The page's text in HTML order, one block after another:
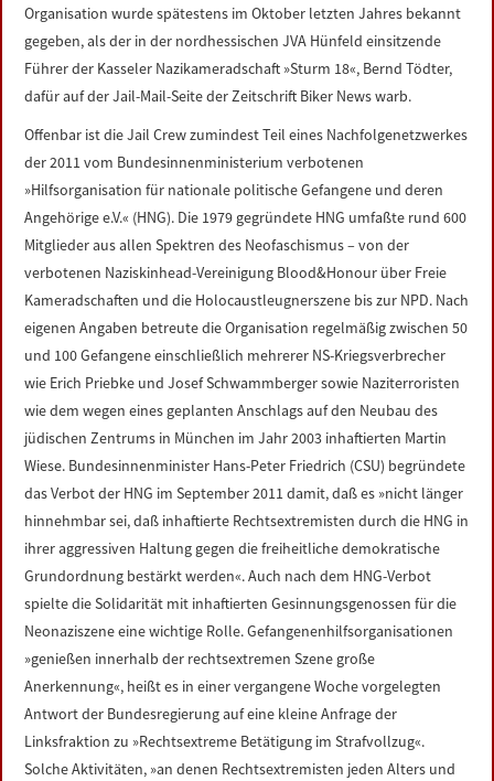
Organisation wurde spätestens im Oktober letzten Jahres bekannt
gegeben, als der in der nordhessischen JVA Hünfeld einsitzende
Führer der Kasseler Nazikameradschaft »Sturm 18«, Bernd Tödter,
dafür auf der Jail-Mail-Seite der Zeitschrift Biker News warb.
Offenbar ist die Jail Crew zumindest Teil eines Nachfolgenetzwerkes
der 2011 vom Bundesinnenministerium verbotenen
»Hilfsorganisation für nationale politische Gefangene und deren
Angehörige e.V.« (HNG). Die 1979 gegründete HNG umfaßte rund 600
Mitglieder aus allen Spektren des Neofaschismus – von der
verbotenen Naziskinhead-Vereinigung Blood&Honour über Freie
Kameradschaften und die Holocaustleugnerszene bis zur NPD. Nach
eigenen Angaben betreute die Organisation regelmäßig zwischen 50
und 100 Gefangene einschließlich mehrerer NS-Kriegsverbrecher
wie Erich Priebke und Josef Schwammberger sowie Naziterroristen
wie dem wegen eines geplanten Anschlags auf den Neubau des
jüdischen Zentrums in München im Jahr 2003 inhaftierten Martin
Wiese. Bundesinnenminister Hans-Peter Friedrich (CSU) begründete
das Verbot der HNG im September 2011 damit, daß es »nicht länger
hinnehmbar sei, daß inhaftierte Rechtsextremisten durch die HNG in
ihrer aggressiven Haltung gegen die freiheitliche demokratische
Grundordnung bestärkt werden«. Auch nach dem HNG-Verbot
spielte die Solidarität mit inhaftierten Gesinnungsgenossen für die
Neonaziszene eine wichtige Rolle. Gefangenenhilfsorganisationen
»genießen innerhalb der rechtsextremen Szene große
Anerkennung«, heißt es in einer vergangene Woche vorgelegten
Antwort der Bundesregierung auf eine kleine Anfrage der
Linksfraktion zu »Rechtsextreme Betätigung im Strafvollzug«.
Solche Aktivitäten, »an denen Rechtsextremisten jeden Alters und